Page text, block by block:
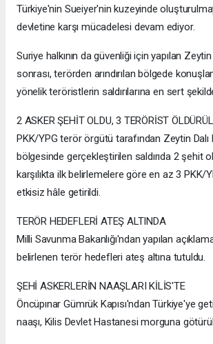
Türkiye'nin Sueiyer'nin kuzeyinde
devletine karşı mücadelesi devam ediyor.
Suriye halkının da güvenliği için yapılan Zeytin
sonrası, terörden arındırılan bölgede
yönelik teröristlerin saldırılarına en sert
2 ASKER ŞEHİT OLDU, 3 TERÖRİST
PKK/YPG terör örgütü tarafından Zeytin Dalı
bölgesinde gerçekleştirilen saldırıda 2 şehit
karşılıkta ilk belirlemelere göre en az 3 PKK/
etkisiz hâle getirildi.
TERÖR HEDEFLERİ ATEŞ ALTINDA
Milli Savunma Bakanlığı'ndan yapılan
belirlenen terör hedefleri ateş altına tutuldu.
ŞEHİ ASKERLERİN NAAŞLARI KİLİS'TE
Öncüpınar Gümrük Kapısı'ndan Türkiye'ye
naaşı, Kilis Devlet Hastanesi morguna